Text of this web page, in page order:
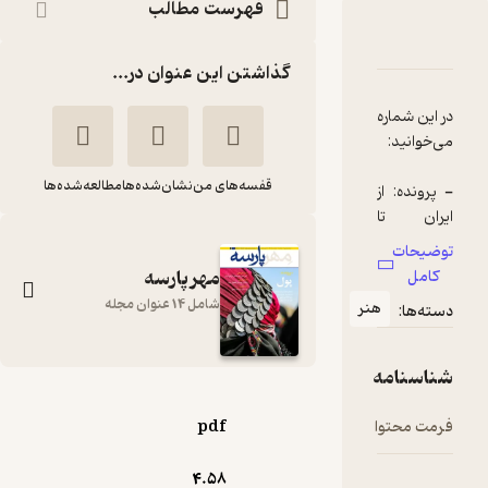
در این شماره
- پرونده: از
ایران تا
- میراث
قالیچه
هوشنگ
- صنایع
دستی: بهای
توضیحات
کامل
دسته‌ها:
هنر
شناسنامه
فرمت محتوا pdf
4.۵۸
فهرست مطالب
گذاشتن این عنوان در...
قفسه‌های من نشان‌شده‌هامطالعه‌شده‌ها
مهر پارسه
شامل 14 عنوان مجله
شماره 13